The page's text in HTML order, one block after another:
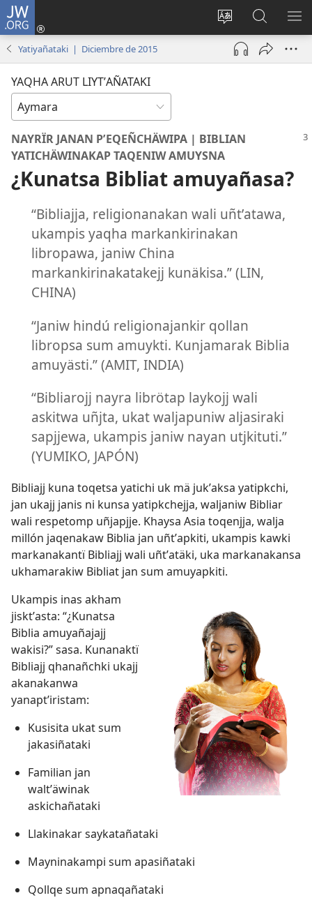
JW.ORG
Change
site
language
Cuentamar
mantañataki
(opens
JW.ORG:
Yatiyañataki | Diciembre de 2015
YAQHA ARUT LIYTʼAÑATAKI
NAYRÏR JANAN PʼEQEÑCHÄWIPA | BIBLIAN
YATICHÄWINAKAP TAQENIW AMUYSNA
¿Kunatsa Bibliat amuyañasa?
“Bibliajja, religionanakan wali uñtʼatawa,
ukampis yaqha markankirinakan
libropawa, janiw China
markankirinakatakejj kunäkisa.” (LIN,
CHINA)
“Janiw hindú religionajankir qollan
libropsa sum amuykti. Kunjamarak Biblia
amuyästi.” (AMIT, INDIA)
“Bibliarojj nayra librötap laykojj wali
askitwa uñjta, ukat waljapuniw aljasiraki
sapjjewa, ukampis janiw nayan utjkituti.”
(YUMIKO, JAPÓN)
Bibliajj kuna toqetsa yatichi uk mä jukʼaksa yatipkchi,
jan ukajj janis ni kunsa yatipkchejja, waljaniw Bibliar
wali respetomp uñjapjje. Khaysa Asia toqenjja, walja
millón jaqenakaw Biblia jan uñtʼapkiti, ukampis kawki
markanakantï Bibliajj wali uñtʼatäki, uka markanakansa
ukhamarakiw Bibliat jan sum amuyapkiti.
Ukampis inas akham
jisktʼasta: “¿Kunatsa
Biblia amuyañajajj
wakisi?” sasa. Kunanaktï
Bibliajj qhanañchki ukajj
akanakanwa
yanaptʼiristam:
Kusisita ukat sum
jakasiñataki
Familian jan
waltʼäwinak
askichañataki
Llakinakar saykatañataki
Mayninakampi sum apasiñataki
Qollqe sum apnaqañataki